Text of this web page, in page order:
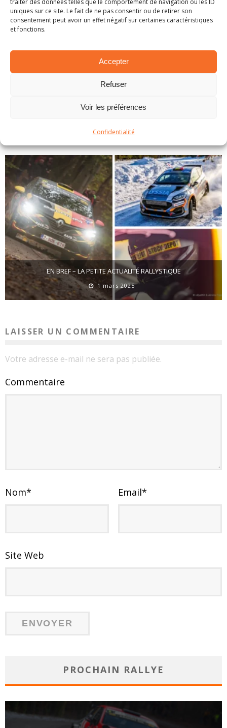
uniques sur ce site. Le fait de ne pas consentir ou de retirer son
consentement peut avoir un effet négatif sur certaines caractéristiques
et fonctions.
Accepter
Refuser
Voir les préférences
Confidentialité
1 avril 2025
EN BREF – LA PETITE ACTUALITÉ RALLYSTIQUE
1 mars 2025
LAISSER UN COMMENTAIRE
Votre adresse e-mail ne sera pas publiée.
Commentaire
Nom* Email*
Site Web
PROCHAIN RALLYE